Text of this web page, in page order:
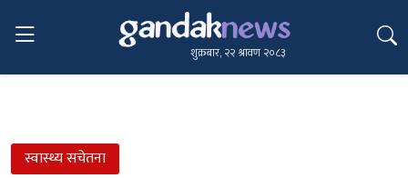
शुक्रबार, २२ श्रावण २०८३
स्वास्थ्य सचेतना